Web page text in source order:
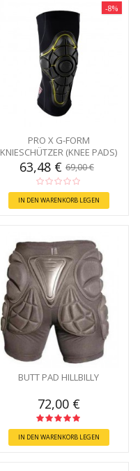
-8%
PRO X G-FORM
KNIESCHÜTZER (KNEE PADS)
63,48 € 69,00 €
IN DEN WARENKORB LEGEN
BUTT PAD HILLBILLY
72,00 €
IN DEN WARENKORB LEGEN